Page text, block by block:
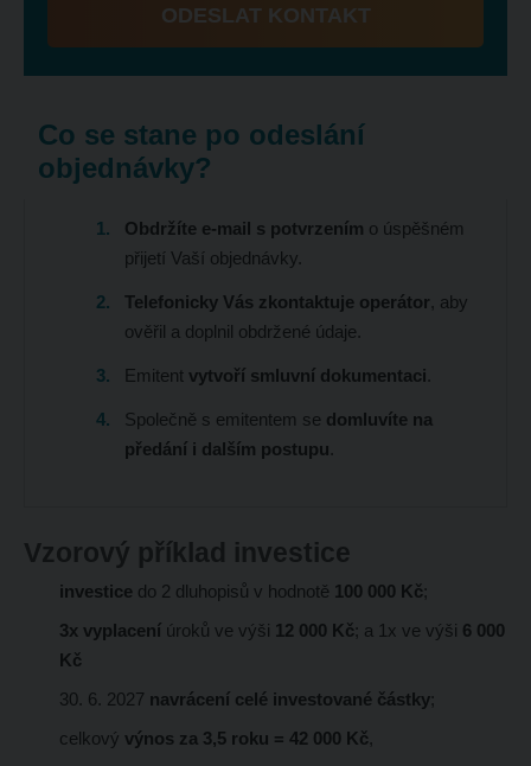
ODESLAT KONTAKT
nepodařilo
odeslat.
Co se stane po odeslání
objednávky?
Obdržíte e-mail s potvrzením o úspěšném
přijetí Vaší objednávky.
Telefonicky Vás zkontaktuje operátor, aby
ověřil a doplnil obdržené údaje.
Emitent vytvoří smluvní dokumentaci.
Společně s emitentem se domluvíte na
předání i dalším postupu.
Vzorový příklad investice
investice do 2 dluhopisů v hodnotě 100 000 Kč;
3x vyplacení úroků ve výši 12 000 Kč; a 1x ve výši 6 000
Kč
30. 6. 2027 navrácení celé investované částky;
celkový výnos za 3,5 roku = 42 000 Kč,